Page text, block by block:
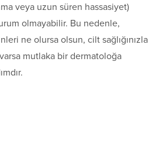
veya uzun süren hassasiyet)
olmayabilir. Bu nedenle,
ne olursa olsun, cilt sağlığınızla
mutlaka bir dermatoloğa